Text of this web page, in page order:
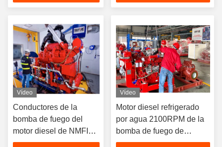
Unidad de refrigeración
Intercambio de calor y flujo
Vídeo
Conductores de la
bomba de fuego del
motor diesel de NMFIRE
con los estándares
Vídeo
Motor diesel refrigerado
por agua 2100RPM de la
bomba de fuego de
227KW 305HP